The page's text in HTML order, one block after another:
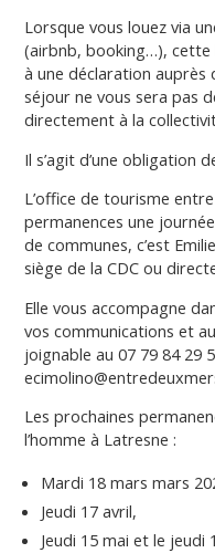
Lorsque vous louez via
(airbnb, booking…), cette
à une déclaration
séjour ne vous sera pas
directement à la
Il s’agit d’une obligation
L’office de tourisme
permanences une
de communes, c’est
siège de la CDC ou
Elle vous accompagne
vos communications et
joignable au 07 79 84 29
Les prochaines
l’homme à Latresne :
Mardi 18 mars mars
Jeudi 17 avril,
Jeudi 15 mai et le jeudi